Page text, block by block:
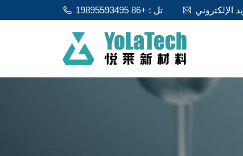
تل : +86 19895593495